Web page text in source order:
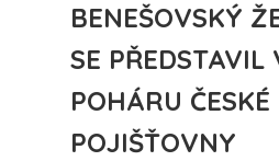
BENEŠOVSKÝ
SE PŘEDSTAVIL
POHÁRU ČESKÉ
POJIŠŤOVNY